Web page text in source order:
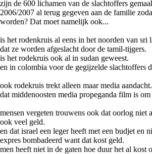
zijn de 600 lichamen van de slachtoffers
2006/2007 al terug gegeven aan de familie
worden? Dat moet namelijk ook...
is het rodenkruis al eens in het noorden van sri
dat ze worden afgeslacht door de tamil-tijgers.
is het rodekruis ook al in sudan geweest.
en in colombia voor de gegijzelde slachtoffers
ook rodekruis trekt alleen maar media aandacht.
dat middenoosten media propeganda film is
mensen vergeten trouwens ook dat oorlog niet
ook veel geld.
en dat israel een leger heeft met een budjet en
expres bombadeerd want dat kost geld.
men heeft niet in de gaten hoe duur het al kost